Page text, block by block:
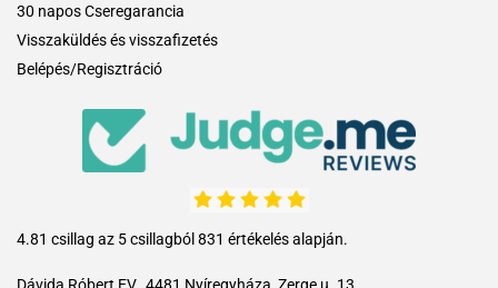
30 napos Cseregarancia
Visszaküldés és visszafizetés
Belépés/Regisztráció
4.81 csillag az 5 csillagból 831 értékelés alapján.